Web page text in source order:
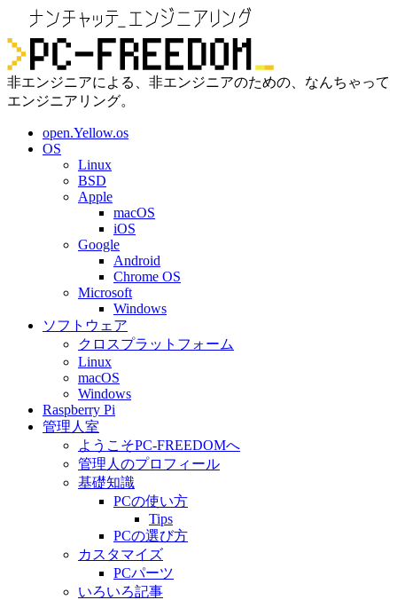
非エンジニアによる、非エンジニアのための、なんちゃって
エンジニアリング。
open.Yellow.os
OS
Linux
BSD
Apple
macOS
iOS
Google
Android
Chrome OS
Microsoft
Windows
ソフトウェア
クロスプラットフォーム
Linux
macOS
Windows
Raspberry Pi
管理人室
ようこそPC-FREEDOMへ
管理人のプロフィール
基礎知識
PCの使い方
Tips
PCの選び方
カスタマイズ
PCパーツ
いろいろ記事